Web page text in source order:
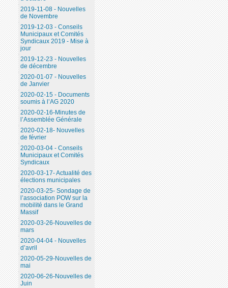
2019-11-08 - Nouvelles
de Novembre
2019-12-03 - Conseils
Municipaux et Comités
Syndicaux 2019 - Mise à
jour
2019-12-23 - Nouvelles
de décembre
2020-01-07 - Nouvelles
de Janvier
2020-02-15 - Documents
soumis à l’AG 2020
2020-02-16-Minutes de
l’Assemblée Générale
2020-02-18- Nouvelles
de février
2020-03-04 - Conseils
Municipaux et Comités
Syndicaux
2020-03-17- Actualité des
élections municipales
2020-03-25- Sondage de
l’association POW sur la
mobilité dans le Grand
Massif
2020-03-26-Nouvelles de
mars
2020-04-04 - Nouvelles
d’avril
2020-05-29-Nouvelles de
mai
2020-06-26-Nouvelles de
Juin